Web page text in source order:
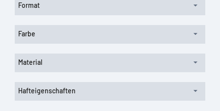
Format
Farbe
Material
Hafteigenschaften